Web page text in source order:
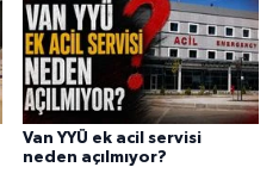
Van YYÜ ek acil servisi
neden açılmıyor?